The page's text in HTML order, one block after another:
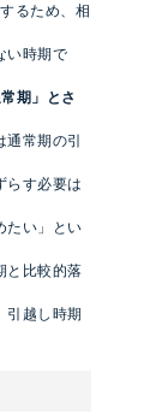
るため、相
い時期で
期」とさ
常期の引
らす必要は
たい」とい
と比較的落
引越し時期